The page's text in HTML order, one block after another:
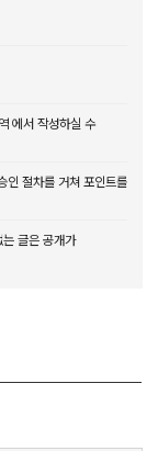
에서 작성하실 수
인 절차를 거쳐 포인트를
글은 공개가